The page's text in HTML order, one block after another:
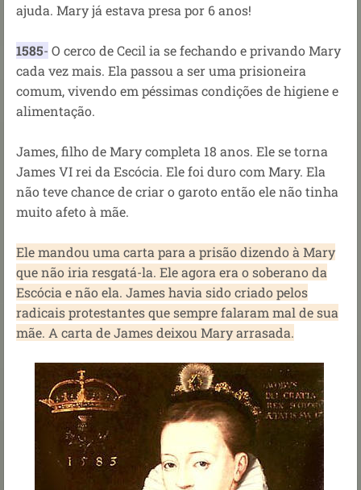
ajuda. Mary já estava presa por 6 anos!
1585- O cerco de Cecil ia se fechando e privando Mary
cada vez mais. Ela passou a ser uma prisioneira
comum, vivendo em péssimas condições de higiene e
alimentação.
James, filho de Mary completa 18 anos. Ele se torna
James VI rei da Escócia. Ele foi duro com Mary. Ela
não teve chance de criar o garoto então ele não tinha
muito afeto à mãe.
Ele mandou uma carta para a prisão dizendo à Mary
que não iria resgatá-la. Ele agora era o soberano da
Escócia e não ela. James havia sido criado pelos
radicais protestantes que sempre falaram mal de sua
mãe. A carta de James deixou Mary arrasada.